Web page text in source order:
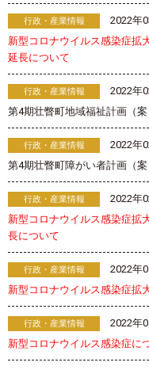
行政・産業情報
2022年
新型コロナウイルス感染症拡
延長について
行政・産業情報
2022年
第4期壮瞥町地域福祉計画（
行政・産業情報
2022年
第4期壮瞥町障がい者計画（
行政・産業情報
2022年
新型コロナウイルス感染症拡
長について
行政・産業情報
2022年
新型コロナウイルス感染症拡
行政・産業情報
2022年
新型コロナウイルス感染症に